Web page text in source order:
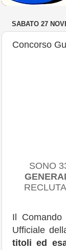
SABATO 27
Concorso
SONO
Il
Ufficiale
titoli ed